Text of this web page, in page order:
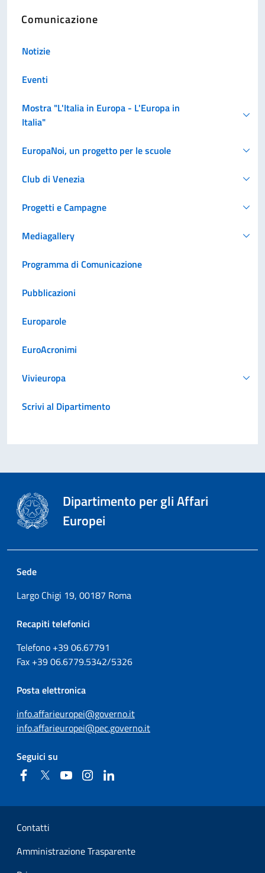
Comunicazione
Notizie
Eventi
Mostra "L'Italia in Europa - L'Europa in
Italia"
EuropaNoi, un progetto per le scuole
Club di Venezia
Progetti e Campagne
Mediagallery
Programma di Comunicazione
Pubblicazioni
Europarole
EuroAcronimi
Vivieuropa
Scrivi al Dipartimento
Dipartimento per gli Affari
Europei
Sede
Largo Chigi 19, 00187 Roma
Recapiti telefonici
Telefono +3906.67791
Fax +3906.6779.5342/5326
Posta elettronica
info.affarieuropei@governo.it
info.affarieuropei@pec.governo.it
Seguici su
FacebookTwitter YouTubeInstagram
Sezione Link Utili
Contatti
Amministrazione Trasparente